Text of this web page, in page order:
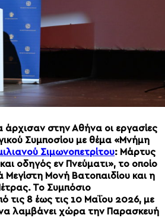
άρχισαν στην Αθήνα οι εργασίες
Συμποσίου με θέμα «Μνήμη
Σιμωνοπετρίτου: Μάρτυς
οδηγός εν Πνεύματι», το οποίο
Μεγίστη Μονή Βατοπαιδίου και η
Το Συμπόσιο
τις 8 έως τις 10 Μαΐου 2026, με
λαμβάνει χώρα την Παρασκευή